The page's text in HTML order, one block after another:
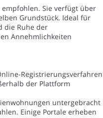
Sie verfügt über
Grundstück. Ideal für
die Ruhe der
Annehmlichkeiten
Registrierungsverfahren
der Plattform
untergebracht
Einige Portale erheben